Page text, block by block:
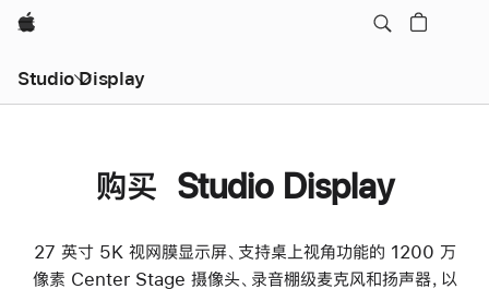
Apple
Studio Display
购买 Studio Display
27 英寸 5K 视网膜显示屏、支持桌上视角功能的 1200 万
像素 Center Stage 摄像头、录音棚级麦克风和扬声器，以